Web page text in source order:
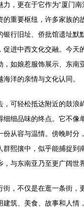
力，更在于它作为“厦门
的重要枢纽，许多家族的
银行旧址、侨批馆遗址默
促进中西文化交融。今天
，如娘惹服饰展示、东南
洋的亲情与文化认同。
，可轻松抵达附近的鼓浪
细品味的终点。它不像
份从容与温情。傍晚时分
群熙攘中，似乎能捕捉
与东南亚乃至更广阔世
街，不仅是在逛一条街，
建筑、美食、故事和人情